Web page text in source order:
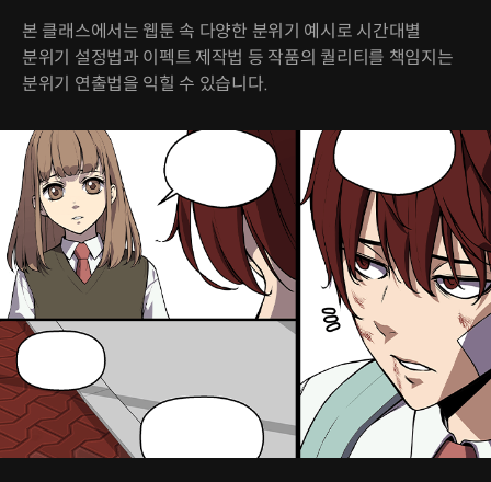
본 클래스에서는 웹툰 속 다양한 분위기 예시로 시간대별
분위기 설정법과 이펙트 제작법 등 작품의 퀄리티를 책임지는
분위기 연출법을 익힐 수 있습니다.